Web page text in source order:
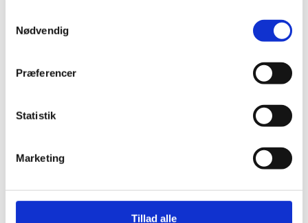
Nødvendig
Præferencer
Statistik
Marketing
Tillad alle